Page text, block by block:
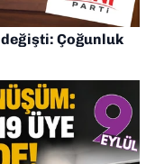
Çoğunluk